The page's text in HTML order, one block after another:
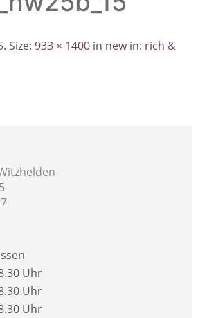
. Size: 933 × 1400 in new in: rich &
Uhr
Uhr
Uhr